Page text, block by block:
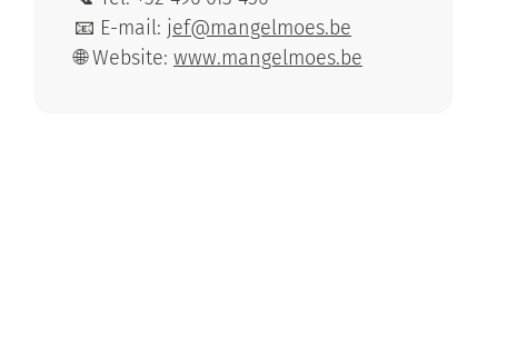
📧 E-mail: jef@mangelmoes.be
🌐 Website: www.mangelmoes.be